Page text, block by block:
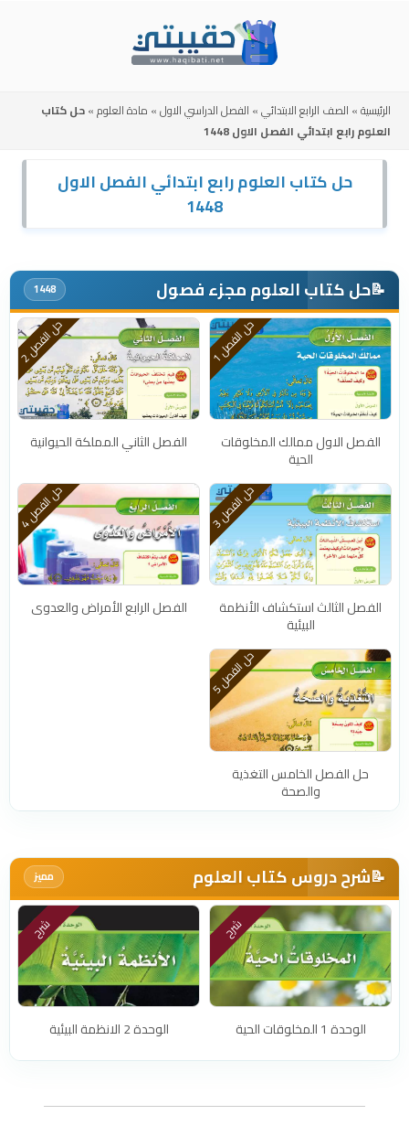
الرئيسية» الصف الرابع الابتدائي» الفصل الدراسي الاول» مادة العلوم»حل كتاب
العلوم رابع ابتدائي الفصل الاول 1448
حل كتاب العلوم رابع ابتدائي الفصل الاول
1448
📝حل كتاب العلوم مجزء فصول 1448
ح
ل
ا
ل
ف
ص
ل
1
الفصل الاول ممالك المخلوقات
الحية
ح
ل
ا
ل
ف
ص
ل
2
الفصل الثاني المملكة الحيوانية
ح
ل
ا
ل
ف
ص
ل
3
الفصل الثالث استكشاف الأنظمة
البيئية
ح
ل
ا
ل
ف
ص
ل
4
الفصل الرابع الأمراض والعدوى
ح
ل
ا
ل
ف
ص
ل
5
حل الفصل الخامس التغذية
والصحة
📝شرح دروس كتاب العلوم مميز
شرح
الوحدة 1 المخلوقات الحية
شرح
الوحدة 2 الانظمة البيئية